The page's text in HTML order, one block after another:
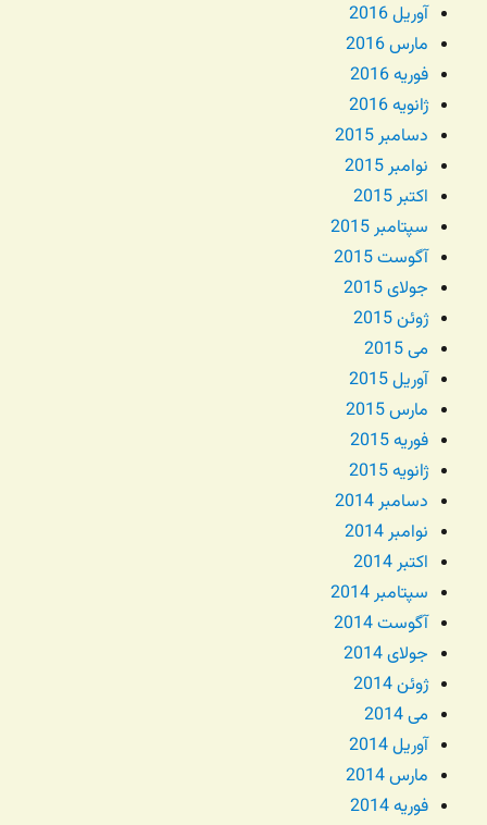
آوریل 2016
مارس 2016
فوریه 2016
ژانویه 2016
دسامبر 2015
نوامبر 2015
اکتبر 2015
سپتامبر 2015
آگوست 2015
جولای 2015
ژوئن 2015
می 2015
آوریل 2015
مارس 2015
فوریه 2015
ژانویه 2015
دسامبر 2014
نوامبر 2014
اکتبر 2014
سپتامبر 2014
آگوست 2014
جولای 2014
ژوئن 2014
می 2014
آوریل 2014
مارس 2014
فوریه 2014